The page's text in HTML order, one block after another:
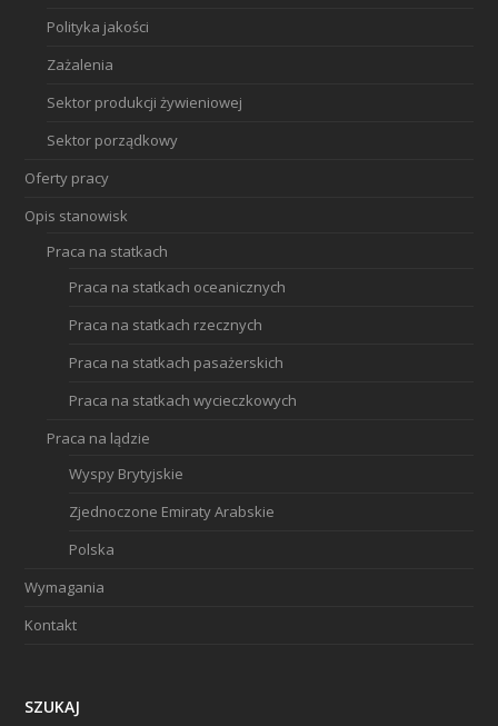
Polityka jakości
Zażalenia
Sektor produkcji żywieniowej
Sektor porządkowy
Oferty pracy
Opis stanowisk
Praca na statkach
Praca na statkach oceanicznych
Praca na statkach rzecznych
Praca na statkach pasażerskich
Praca na statkach wycieczkowych
Praca na lądzie
Wyspy Brytyjskie
Zjednoczone Emiraty Arabskie
Polska
Wymagania
Kontakt
SZUKAJ